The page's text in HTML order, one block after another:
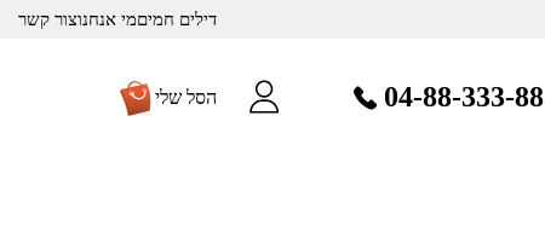
דילים חמיםמי אנחנוצור קשר
04-88-333-88 הסל שלי